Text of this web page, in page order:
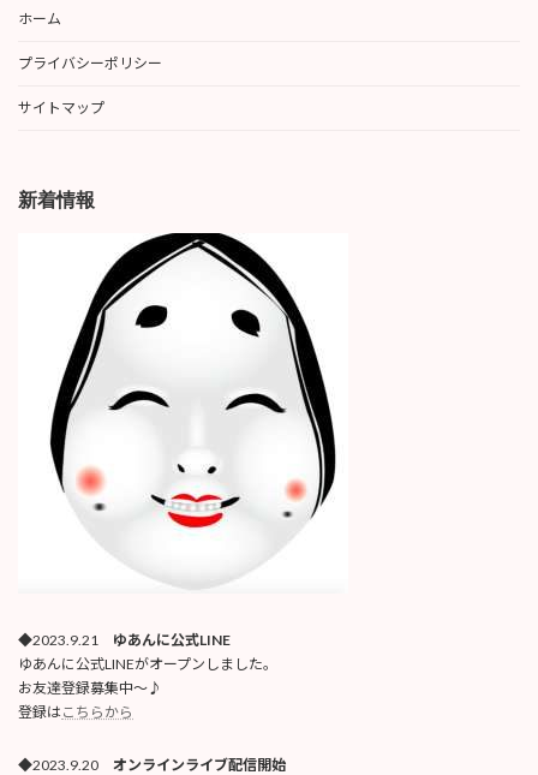
ホーム
プライバシーポリシー
サイトマップ
新着情報
◆2023.9.21 ゆあんに公式LINE
ゆあんに公式LINEがオープンしました。
お友達登録募集中〜♪
登録はこちらから
◆2023.9.20 オンラインライブ配信開始